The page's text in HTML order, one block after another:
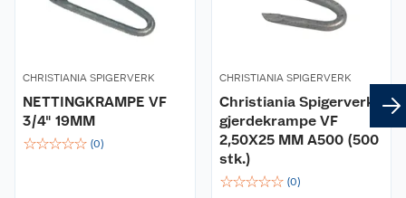
CHRISTIANIA SPIGERVERK
NETTINGKRAMPE VF
3/4" 19MM
☆☆☆☆☆ (0)
CHRISTIANIA SPIGERVERK
Christiania Spigerverk
gjerdekrampe VF
2,50X25 MM A500 (500
stk.)
☆☆☆☆☆ (0)
Butikker
Retur- og angrerett
Reklamasjon
Våre merkevarer
Kjøpsvilkår
Personvern
Lavprisløfte
Hageinspirasjon
Oppussing med utemaling